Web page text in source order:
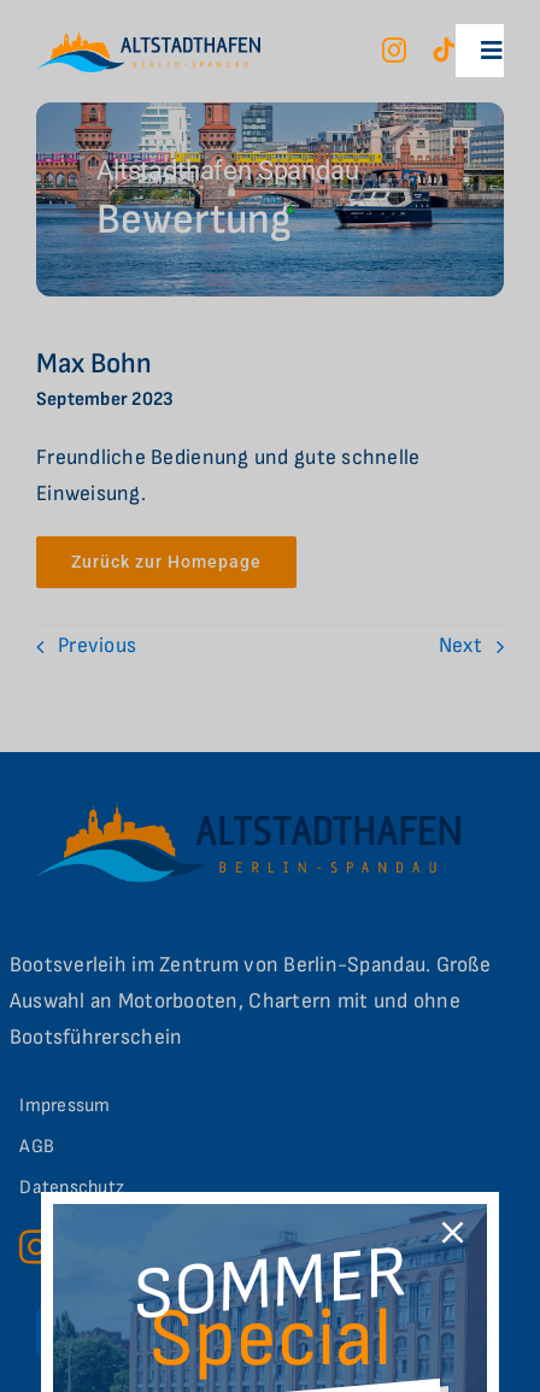
Inhalt
Unsere Mietboote
Berlin City Tour
Unser Hafen
FAQ
Altstadthafen Spandau
Bewertung
Max Bohn
September 2023
Freundliche Bedienung und gute schnelle
Einweisung.
Zurück zur Homepage
Previous Next
Bootsverleih im Zentrum von Berlin-Spandau. Große
Auswahl an Motorbooten, Chartern mit und ohne
Bootsführerschein
Impressum
AGB
Datenschutz
+49 (0)30 – 20 14 45 05
SOMMER
Special